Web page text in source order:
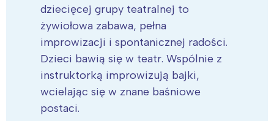
dziecięcej grupy teatralnej to
żywiołowa zabawa, pełna
improwizacji i spontanicznej radości.
Dzieci bawią się w teatr. Wspólnie z
instruktorką improwizują bajki,
wcielając się w znane baśniowe
postaci.